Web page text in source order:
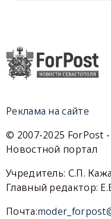
Реклама на сайте
© 2007-2025 ForPost
Новостной портал
Учредитель: С.П.
Главный редактор:
Почта: